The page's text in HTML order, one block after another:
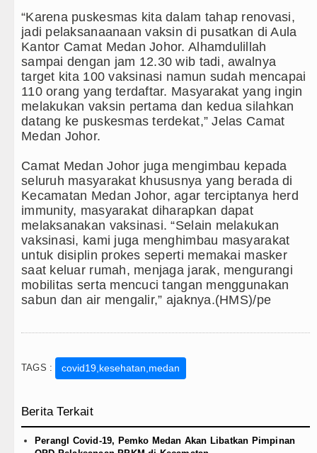
“Karena puskesmas kita dalam tahap renovasi,
jadi pelaksanaanaan vaksin di pusatkan di Aula
Kantor Camat Medan Johor. Alhamdulillah
sampai dengan jam 12.30 wib tadi, awalnya
target kita 100 vaksinasi namun sudah mencapai
110 orang yang terdaftar. Masyarakat yang ingin
melakukan vaksin pertama dan kedua silahkan
datang ke puskesmas terdekat,” Jelas Camat
Medan Johor.
Camat Medan Johor juga mengimbau kepada
seluruh masyarakat khususnya yang berada di
Kecamatan Medan Johor, agar terciptanya herd
immunity, masyarakat diharapkan dapat
melaksanakan vaksinasi. “Selain melakukan
vaksinasi, kami juga menghimbau masyarakat
untuk disiplin prokes seperti memakai masker
saat keluar rumah, menjaga jarak, mengurangi
mobilitas serta mencuci tangan menggunakan
sabun dan air mengalir,” ajaknya.(HMS)/pe
TAGS : covid19,kesehatan,medan
Berita Terkait
PerangI Covid-19, Pemko Medan Akan Libatkan Pimpinan